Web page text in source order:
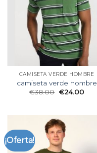
CAMISETA VERDE HOMBRE
camiseta verde hombre
€38.00 €24.00
¡Oferta!